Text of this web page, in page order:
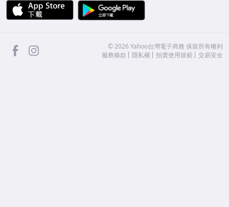
APP Store
facebook ©2026 Yahoo台灣電子商務 保留所有權利
服務條款
隱私權 拍賣使用規範 交易安全